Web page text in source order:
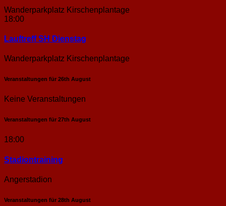
Wanderparkplatz Kirschenplantage
18:00
Lauftreff SH Dienstag
Wanderparkplatz Kirschenplantage
Veranstaltungen für 26th August
Keine Veranstaltungen
Veranstaltungen für 27th August
18:00
Stadion­training
Angerstadion
Veranstaltungen für 28th August